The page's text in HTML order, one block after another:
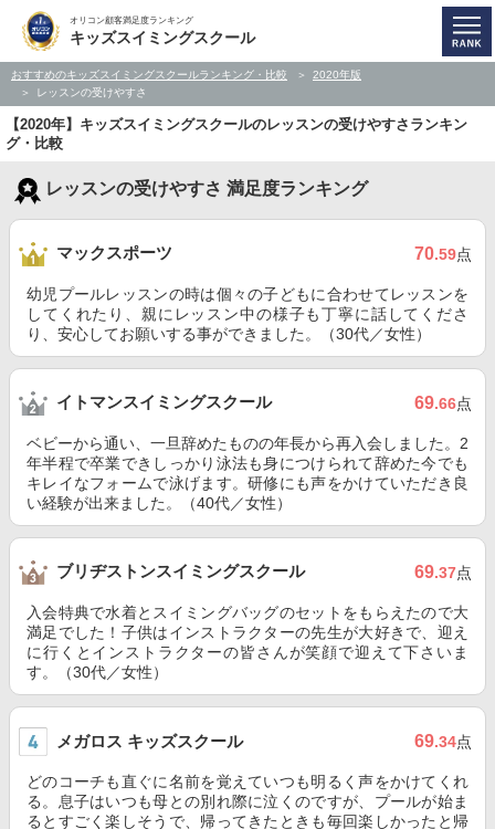
オリコン顧客満足度ランキング
キッズスイミングスクール
おすすめのキッズスイミングスクールランキング・比較
2020年版
レッスンの受けやすさ
【2020年】キッズスイミングスクールのレッスンの受けやすさランキン
グ・比較
レッスンの受けやすさ 満足度ランキング
マックスポーツ 70.59点
幼児プールレッスンの時は個々の子どもに合わせてレッスンを
してくれたり、親にレッスン中の様子も丁寧に話してくださ
り、安心してお願いする事ができました。（30代／女性）
イトマンスイミングスクール 69.66点
ベビーから通い、一旦辞めたものの年長から再入会しました。2
年半程で卒業できしっかり泳法も身につけられて辞めた今でも
キレイなフォームで泳げます。研修にも声をかけていただき良
い経験が出来ました。（40代／女性）
ブリヂストンスイミングスクール 69.37点
入会特典で水着とスイミングバッグのセットをもらえたので大
満足でした！子供はインストラクターの先生が大好きで、迎え
に行くとインストラクターの皆さんが笑顔で迎えて下さいま
す。（30代／女性）
メガロス キッズスクール 69.34点
どのコーチも直ぐに名前を覚えていつも明るく声をかけてくれ
る。息子はいつも母との別れ際に泣くのですが、プールが始ま
るとすごく楽しそうで、帰ってきたときも毎回楽しかったと帰